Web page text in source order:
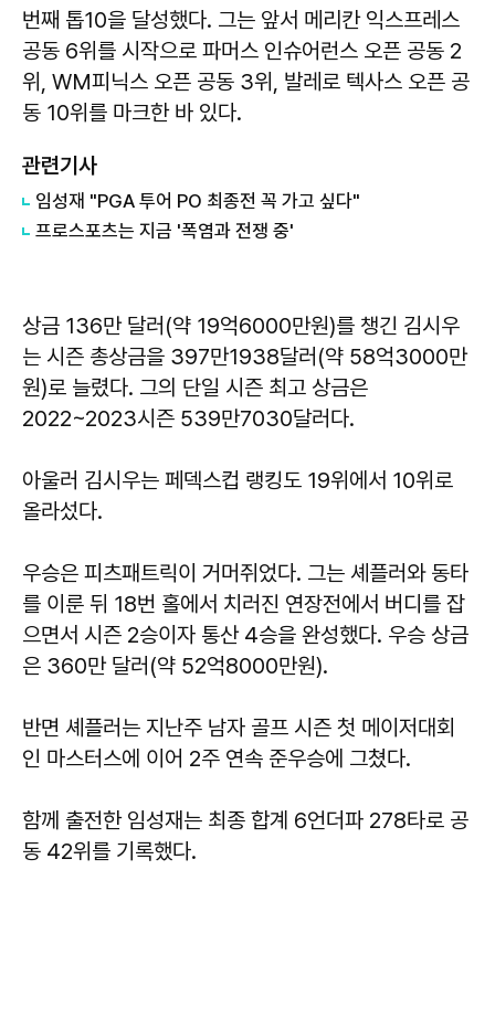
번째 톱10을 달성했다. 그는 앞서 메리칸 익스프레스
공동 6위를 시작으로 파머스 인슈어런스 오픈 공동 2
위, WM피닉스 오픈 공동 3위, 발레로 텍사스 오픈 공
동 10위를 마크한 바 있다.
관련기사
임성재 "PGA 투어 PO 최종전 꼭 가고 싶다"
프로스포츠는 지금 '폭염과 전쟁 중'
상금 136만 달러(약 19억6000만원)를 챙긴 김시우
는 시즌 총상금을 397만1938달러(약 58억3000만
원)로 늘렸다. 그의 단일 시즌 최고 상금은
2022~2023시즌 539만7030달러다.
아울러 김시우는 페덱스컵 랭킹도 19위에서 10위로
올라섰다.
우승은 피츠패트릭이 거머쥐었다. 그는 셰플러와 동타
를 이룬 뒤 18번 홀에서 치러진 연장전에서 버디를 잡
으면서 시즌 2승이자 통산 4승을 완성했다. 우승 상금
은 360만 달러(약 52억8000만원).
반면 셰플러는 지난주 남자 골프 시즌 첫 메이저대회
인 마스터스에 이어 2주 연속 준우승에 그쳤다.
함께 출전한 임성재는 최종 합계 6언더파 278타로 공
동 42위를 기록했다.